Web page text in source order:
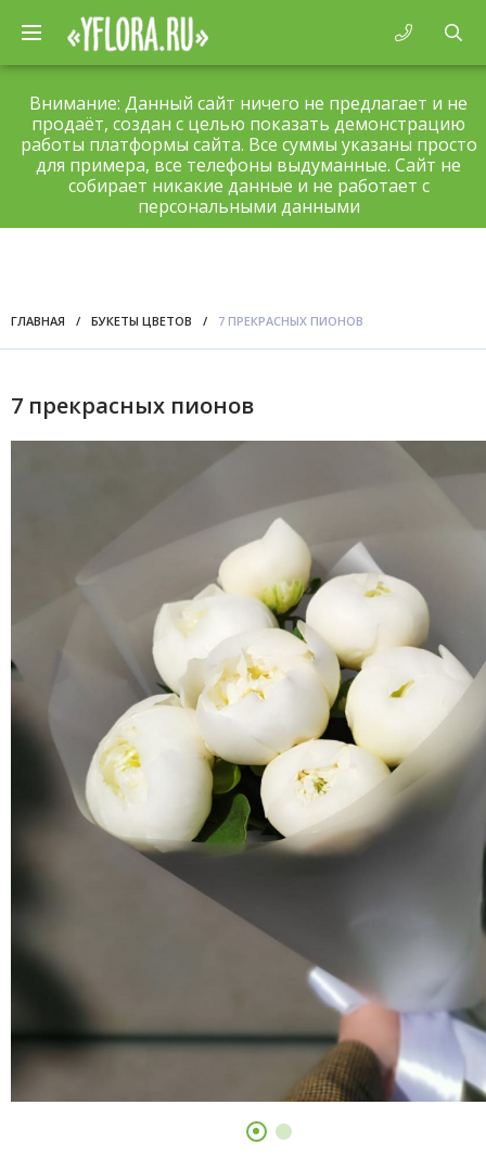
Внимание: Данный сайт ничего не предлагает и не
продаёт, создан с целью показать демонстрацию
работы платформы сайта. Все суммы указаны просто
для примера, все телефоны выдуманные. Сайт не
собирает никакие данные и не работает с
персональными данными
ГЛАВНАЯ / БУКЕТЫ ЦВЕТОВ / 7 ПРЕКРАСНЫХ ПИОНОВ
7 прекрасных пионов